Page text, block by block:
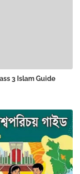
Class 3 Islam Guide